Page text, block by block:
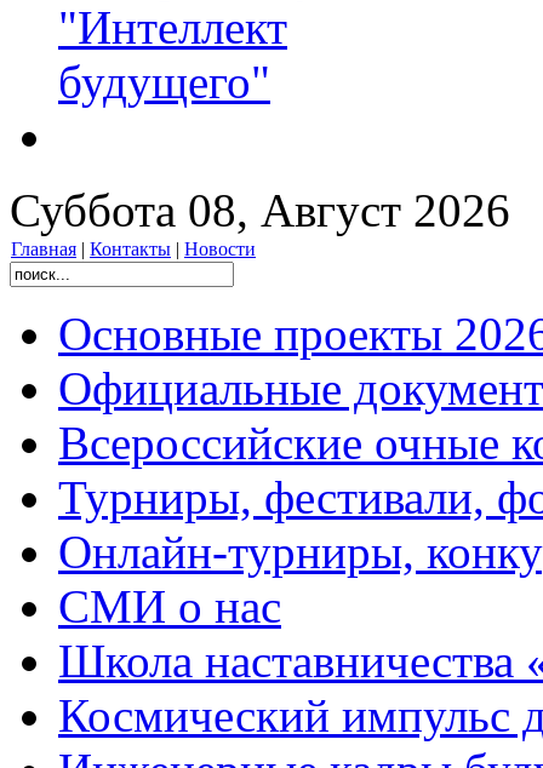
"Интеллект
будущего"
Суббота 08, Август 2026
Главная | Контакты | Новости
Основные проекты
Официальные
Всероссийские очные
Турниры, фестивали,
Онлайн-турниры,
СМИ о нас
Школа
Космический импульс